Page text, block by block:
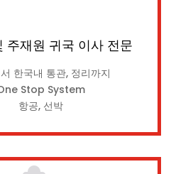
주재원 귀국 이사 전문
한국내 통관, 정리까지
Stop System
항공, 선박